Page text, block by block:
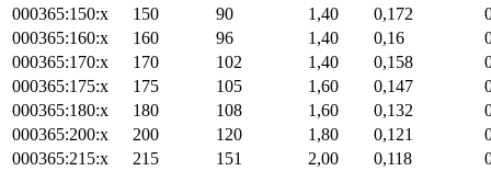
000365:150:x
150 90 1,40 0,172
000365:160:x
160 96 1,40 0,16
000365:170:x
170 102 1,40 0,158
000365:175:x
175 105 1,60 0,147
000365:180:x
180 108 1,60 0,132
000365:200:x
200 120 1,80 0,121
000365:215:x
215 151 2,00 0,118